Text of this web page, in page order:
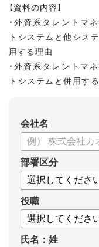
【資料の内容】
・外資系タレントマ
トシステムと他シス
用する理由
・外資系タレントマ
トシステムと併用す
・お客さまの声
会社名
部署区分
役職
氏名：姓